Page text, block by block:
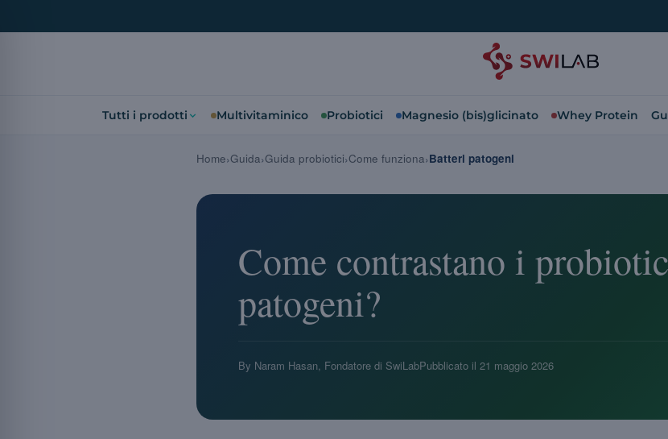
Tutti i prodotti Multivitaminico Probiotici Magnesio (bis)glicinato Whey Protein
Come contrastano i
patogeni?
By Naram Hasan, Fondatore di SwiLabPubblicato il 21 maggio 2026
Home Guida Guida probiotici Come funziona Batteri patogeni